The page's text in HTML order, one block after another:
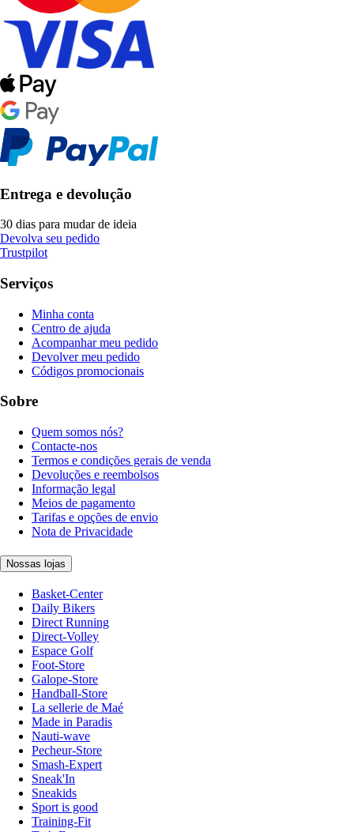
Entrega e devolução
30 dias para mudar de ideia
Devolva seu pedido
Trustpilot
Serviços
Minha conta
Centro de ajuda
Acompanhar meu pedido
Devolver meu pedido
Códigos promocionais
Sobre
Quem somos nós?
Contacte-nos
Termos e condições gerais de venda
Devoluções e reembolsos
Informação legal
Meios de pagamento
Tarifas e opções de envio
Nota de Privacidade
Nossas lojas
Basket-Center
Daily Bikers
Direct Running
Direct-Volley
Espace Golf
Foot-Store
Galope-Store
Handball-Store
La sellerie de Maé
Made in Paradis
Nauti-wave
Pecheur-Store
Smash-Expert
Sneak'In
Sneakids
Sport is good
Training-Fit